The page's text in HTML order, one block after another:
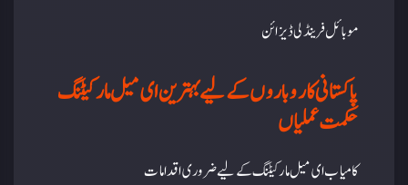
موبائل فرینڈلی ڈیزائن
پاکستانی کاروباروں کے لیے بہترین ای میل مارکیٹنگ
حکمت عملیاں
کامیاب ای میل مارکیٹنگ کے لیے ضروری اقدامات